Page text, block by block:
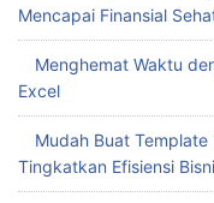
Mencapai Finansial
Menghemat Waktu
Excel
Mudah Buat
Tingkatkan Efisiensi